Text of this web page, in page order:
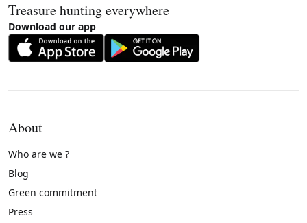
Treasure hunting everywhere
Download our app
About
Who are we ?
Blog
Green commitment
Press